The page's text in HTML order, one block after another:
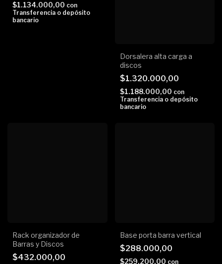
$1.134.000,00 con
Transferencia o depósito
bancario
Dorsalera alta carga a
discos
$1.320.000,00
$1.188.000,00 con
Transferencia o depósito
bancario
Rack organizador de
Barras y Discos
$432.000,00
Base porta barra vertical
$288.000,00
$259.200,00 con